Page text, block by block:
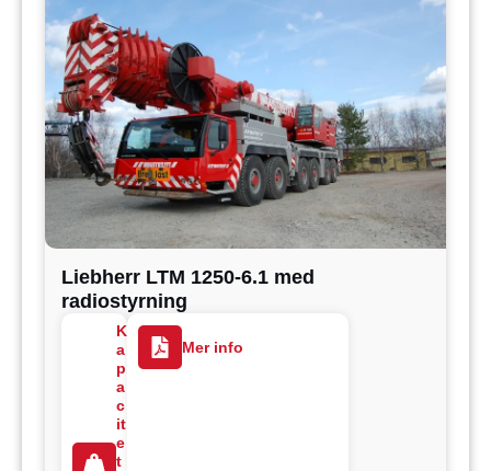
Liebherr LTM 1250-6.1 med
radiostyrning
K
a
p
a
c
it
e
t
Mer info